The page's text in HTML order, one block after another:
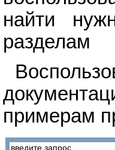
найти
разделам
примерам